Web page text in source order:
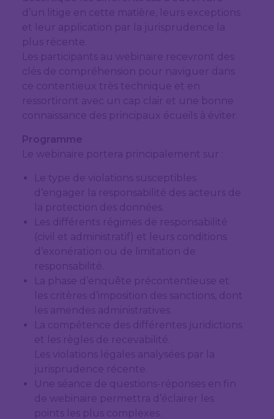
d’un litige en cette matière, leurs exceptions
et leur application par la jurisprudence la
plus récente.
Les participants au webinaire recevront des
clés de compréhension pour naviguer dans
ce contentieux très technique et en
ressortiront avec un cap clair et une bonne
connaissance des principaux écueils à éviter.
Programme
Le webinaire portera principalement sur :
Le type de violations susceptibles
d’engager la responsabilité des acteurs de
la protection des données.
Les différents régimes de responsabilité
(civil et administratif) et leurs conditions
d’exonération ou de limitation de
responsabilité.
La phase d’enquête précontentieuse et
les critères d’imposition des sanctions, dont
les amendes administratives.
La compétence des différentes juridictions
et les règles de recevabilité.
Les violations légales analysées par la
jurisprudence récente.
Une séance de questions-réponses en fin
de webinaire permettra d’éclairer les
points les plus complexes.